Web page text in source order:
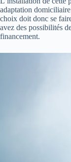
adaptation
choix doit donc se
avez des possibilités
financement.